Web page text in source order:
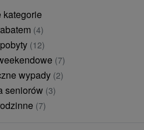
kategorie
(4)
(12)
(7)
wypady (2)
seniorów (3)
(7)